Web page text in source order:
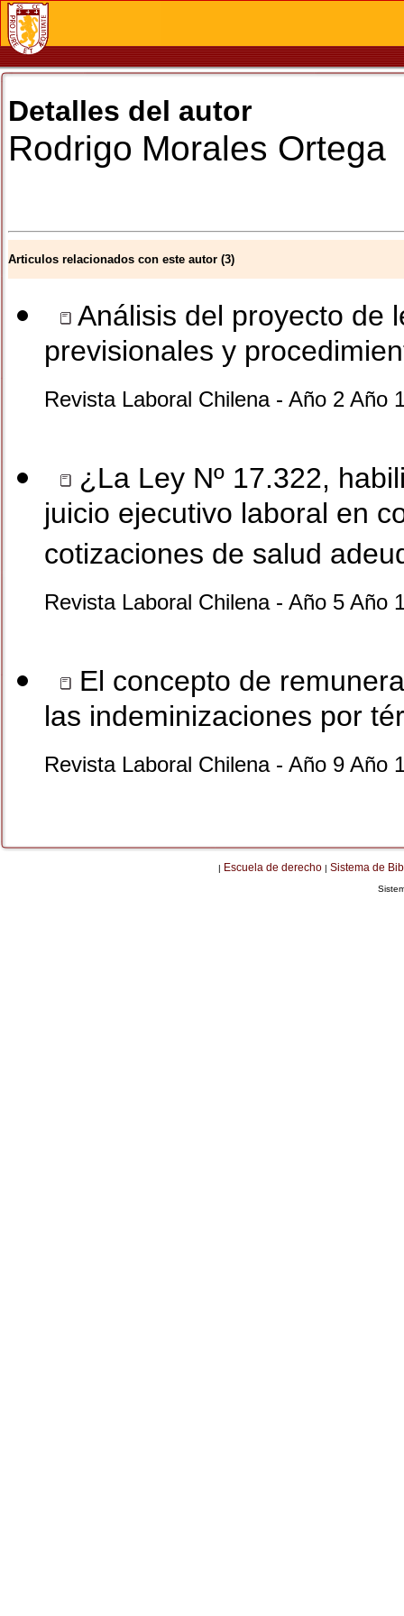
Detalles del autor
Rodrigo Morales Ortega
Articulos relacionados con este autor (3)
Análisis del proyecto de
previsionales y
Revista Laboral Chilena - Año 2 Año
¿La Ley Nº 17.322,
juicio ejecutivo laboral en
cotizaciones de salud
Revista Laboral Chilena - Año 5 Año
El concepto de
las indeminizaciones por
Revista Laboral Chilena - Año 9 Año
| Escuela de derecho | Sistema de